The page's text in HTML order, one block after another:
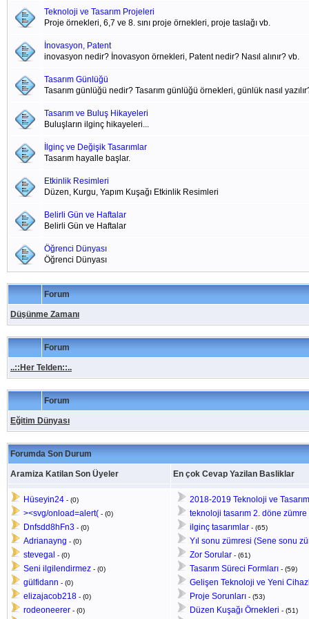
Teknoloji ve Tasarım Projeleri
Proje örnekleri, 6,7 ve 8. sını proje örnekleri, proje taslağı vb.
İnovasyon, Patent
inovasyon nedir? İnovasyon örnekleri, Patent nedir? Nasıl alınır? vb.
Tasarım Günlüğü
Tasarım günlüğü nedir? Tasarım günlüğü örnekleri, günlük nasıl
Tasarım ve Buluş Hikayeleri
Buluşların ilginç hikayeleri...
İlginç ve Değişik Tasarımlar
Tasarım hayalle başlar.
Etkinlik Resimleri
Düzen, Kurgu, Yapım Kuşağı Etkinlik Resimleri
Belirli Gün ve Haftalar
Belirli Gün ve Haftalar
Öğrenci Dünyası
Öğrenci Dünyası
Forum
Düşünme Zamanı
Forum
..::Her Telden::..
Forum
Eğitim Dünyası
Forumda Son Durum
Aramiza Katilan Son Üyeler En çok Cevap Yazilan Basliklar
Hüseyin24 - (0)
><svg/onload=alert( - (0)
Dnfsdd8hFn3 - (0)
Adrianayng - (0)
stevegal - (0)
Seni ilgilendirmez - (0)
gülfidann - (0)
elizajacob218 - (0)
rodeoneerer - (0)
2018-2019 Teknoloji ve Tasarım
teknoloji tasarım 2. döne zümre
ilginç tasarımlar- (65)
Yıl sonu zümresi (Sene sonu
Zor Sorular- (61)
Tasarım Süreci Formları- (59)
Gelişen Teknoloji ve Yeni
Proje Sorunları- (53)
Düzen Kuşağı Örnekleri - (51)